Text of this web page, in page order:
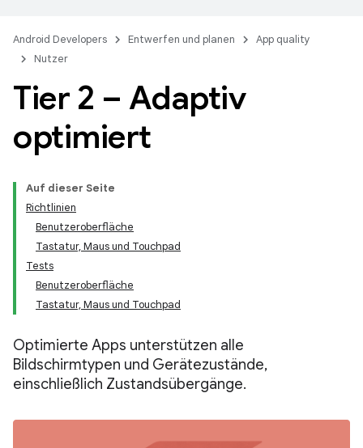
Android Developers Entwerfen und planen
App quality
Nutzer
Tier 2 – Adaptiv
optimiert
Auf dieser Seite
Richtlinien
Benutzeroberfläche
Tastatur, Maus und Touchpad
Tests
Benutzeroberfläche
Tastatur, Maus und Touchpad
Optimierte Apps unterstützen alle
Bildschirmtypen und Gerätezustände,
einschließlich Zustandsübergänge.